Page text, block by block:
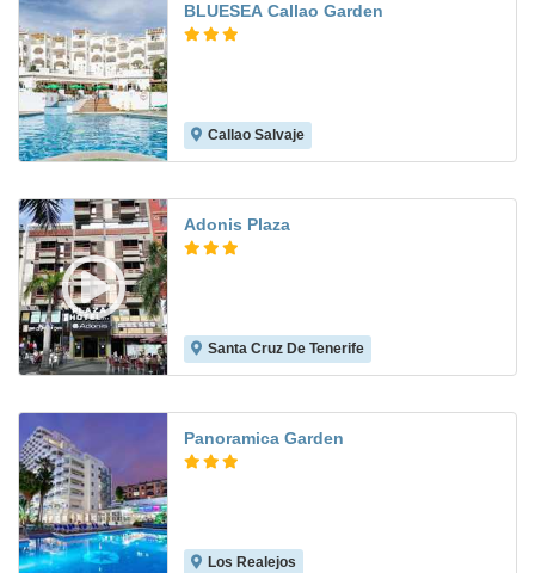
BLUESEA Callao Garden
Callao Salvaje
Adonis Plaza
Santa Cruz De Tenerife
Panoramica Garden
Los Realejos